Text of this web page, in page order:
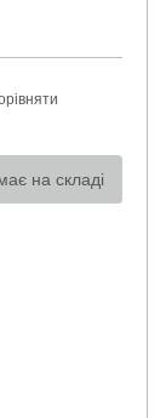
на складі